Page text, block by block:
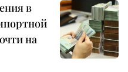
в
на